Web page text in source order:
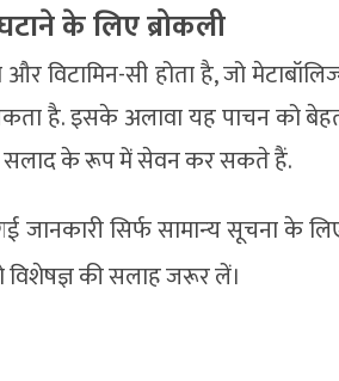
के लिए ब्रोकली
विटामिन-सी होता है, जो
है. इसके अलावा यह पाचन को
के रूप में सेवन कर सकते हैं.
जानकारी सिर्फ सामान्‍य सूचना के
विशेषज्ञ की सलाह जरूर लें।